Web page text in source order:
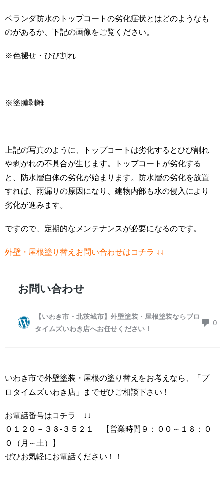
ベランダ防水のトップコートの劣化症状とはどのようなも
のがあるか、下記の画像をご覧ください。
※色褪せ・ひび割れ
※塗膜剥離
上記の写真のように、トップコートは劣化するとひび割れ
や剥がれの不具合が生じます。トップコートが劣化する
と、防水層自体の劣化が始まります。防水層の劣化を放置
すれば、雨漏りの原因になり、建物内部も水の侵入により
劣化が進みます。
ですので、定期的なメンテナンスが必要になるのです。
外壁・屋根塗り替えお問い合わせはコチラ ↓↓
いわき市で外壁塗装・屋根の塗り替えをお考えなら、「プ
ロタイムズいわき店」までぜひご相談下さい！
お電話番号はコチラ ↓↓
０１２０－３８-３５２１ 【営業時間９：００～１８：０
０（月～土）】
ぜひお気軽にお電話ください！！